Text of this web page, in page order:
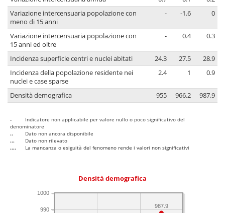
Variazione intercensuaria popolazione con
meno di 15 anni
- -1.6 0
Variazione intercensuaria popolazione con
15 anni ed oltre
- 0.4 0.3
Incidenza superficie centri e nuclei abitati 24.3 27.5
28.9
Incidenza della popolazione residente nei
nuclei e case sparse
2.4 1 0.9
Densità demografica 955 966.2 987.9
-
Indicatore non applicabile per valore nullo o poco significativo del
denominatore
..
Dato non ancora disponibile
...
Dato non rilevato
....
La mancanza o esiguità del fenomeno rende i valori non significativi
Densità demografica
990
1000
987.9